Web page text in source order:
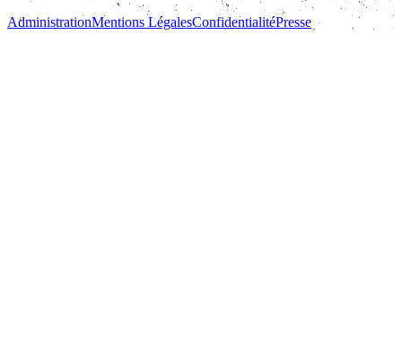
AdministrationMentions LégalesConfidentialitéPresse